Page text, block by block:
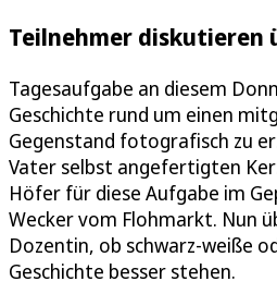
Teilnehmer diskutieren
Tagesaufgabe an diesem
Geschichte rund um einen
Gegenstand fotografisch zu
Vater selbst angefertigten
Höfer für diese Aufgabe im
Wecker vom Flohmarkt. Nun
Dozentin, ob schwarz-weiße
Geschichte besser stehen.